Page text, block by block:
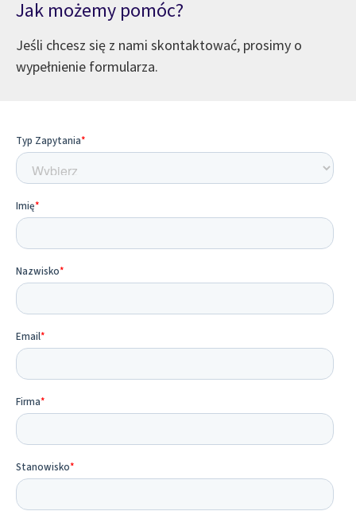
Jak możemy pomóc?
Jeśli chcesz się z nami skontaktować, prosimy o
wypełnienie formularza.